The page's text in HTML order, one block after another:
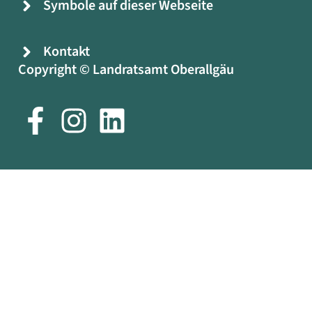
Symbole auf dieser Webseite
Kontakt
Copyright © Landratsamt Oberallgäu